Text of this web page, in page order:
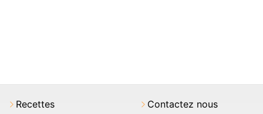
Recettes
Contactez nous